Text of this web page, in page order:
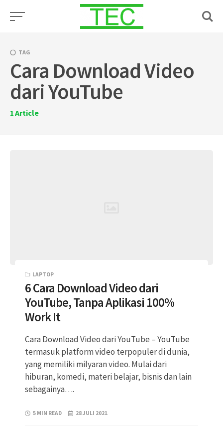
TAG
Cara Download Video
dari YouTube
1Article
LAPTOP
6 Cara Download Video dari
YouTube, Tanpa Aplikasi 100%
Work It
Cara Download Video dari YouTube – YouTube
termasuk platform video terpopuler di dunia,
yang memiliki milyaran video. Mulai dari
hiburan, komedi, materi belajar, bisnis dan lain
sebagainya….
5 MIN READ 28 JULI 2021